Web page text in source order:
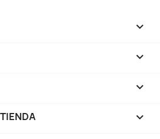



keyboard_arrow_down